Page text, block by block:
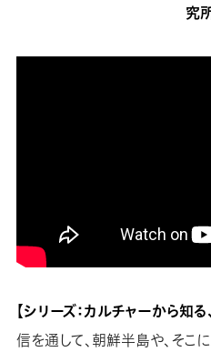
究
【シリーズ：カルチャーから知
信を通して、朝鮮半島や、そ